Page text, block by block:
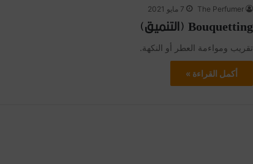
The Perfumer 7 مايو 2021
Bouquetting (التنميق)
تقريب ومواءمة العطر أو النكهة.
أكمل القراءة »